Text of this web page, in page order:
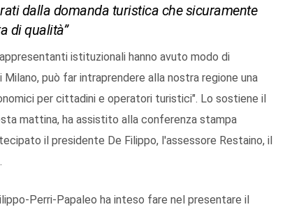
dalla domanda turistica che sicuramente
di qualità”
istituzionali hanno avuto modo di
può far intraprendere alla nostra regione una
per cittadini e operatori turistici". Lo sostiene il
mattina, ha assistito alla conferenza stampa
il presidente De Filippo, l'assessore Restaino, il
Perri-Papaleo ha inteso fare nel presentare il